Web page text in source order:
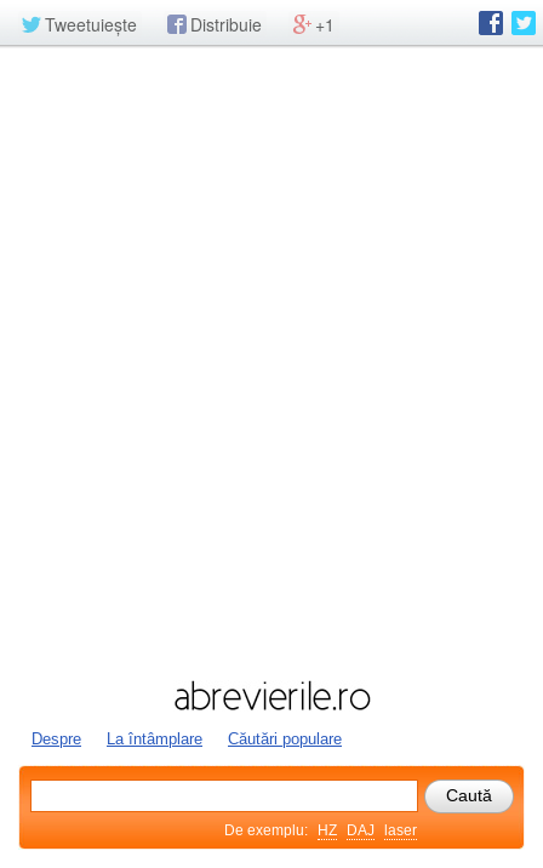
Tweetuiește Distribuie +1
Despre La întâmplare Căutări populare
De exemplu: HZ DAJ laser